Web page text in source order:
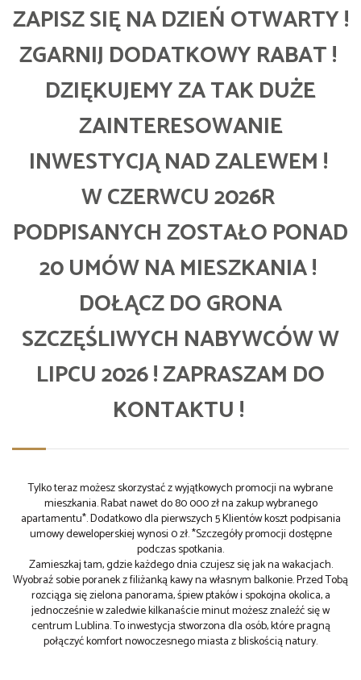
ZAPISZ SIĘ NA DZIEŃ OTWARTY !
ZGARNIJ DODATKOWY RABAT !
DZIĘKUJEMY ZA TAK DUŻE
ZAINTERESOWANIE
INWESTYCJĄ NAD ZALEWEM !
W CZERWCU 2026R
PODPISANYCH ZOSTAŁO PONAD
20 UMÓW NA MIESZKANIA !
DOŁĄCZ DO GRONA
SZCZĘŚLIWYCH NABYWCÓW W
LIPCU 2026 ! ZAPRASZAM DO
KONTAKTU !
Tylko teraz możesz skorzystać z wyjątkowych promocji na wybrane
mieszkania. Rabat nawet do 80 000 zł na zakup wybranego
apartamentu*. Dodatkowo dla pierwszych 5 Klientów koszt podpisania
umowy deweloperskiej wynosi 0 zł. *Szczegóły promocji dostępne
podczas spotkania.
Zamieszkaj tam, gdzie każdego dnia czujesz się jak na wakacjach.
Wyobraź sobie poranek z filiżanką kawy na własnym balkonie. Przed Tobą
rozciąga się zielona panorama, śpiew ptaków i spokojna okolica, a
jednocześnie w zaledwie kilkanaście minut możesz znaleźć się w
centrum Lublina. To inwestycja stworzona dla osób, które pragną
połączyć komfort nowoczesnego miasta z bliskością natury.